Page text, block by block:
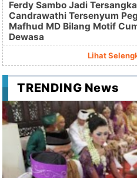
Ferdy Sambo Jadi
Candrawathi Tersenyum
Mafhud MD Bilang Motif
Dewasa
Lihat
TRENDING News